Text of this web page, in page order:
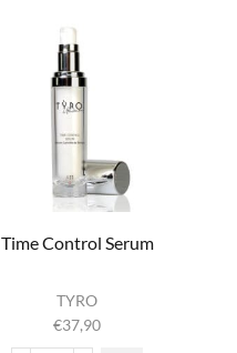
Serum
aantal
Time Control Serum
TYRO
€37,90